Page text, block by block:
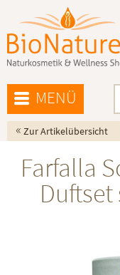
MENÜ
« Zur Artikelübersicht
Farfalla